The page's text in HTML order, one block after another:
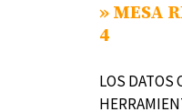
» MESA
4
LOS DATOS